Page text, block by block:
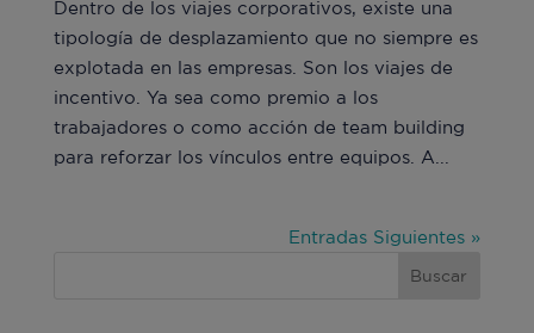
Dentro de los viajes corporativos, existe una
tipología de desplazamiento que no siempre es
explotada en las empresas. Son los viajes de
incentivo. Ya sea como premio a los
trabajadores o como acción de team building
para reforzar los vínculos entre equipos. A...
Entradas Siguientes »